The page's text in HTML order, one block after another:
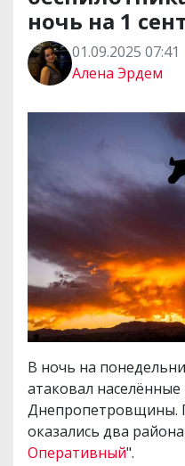
ночь на 1
01.09.2025 07:41
Алена Эрдем
В ночь на
атаковал
Днепропетровщины.
оказались два
Оперативный".